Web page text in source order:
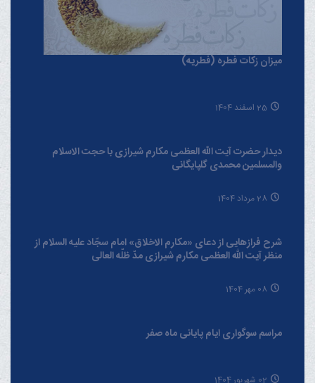
میزان زکات فطره (فطریه)
25 اسفند 1404
دیدار حضرت آیت الله العظمی مکارم شیرازی با حجت الاسلام
والمسلمین محمدی گلپایگانی